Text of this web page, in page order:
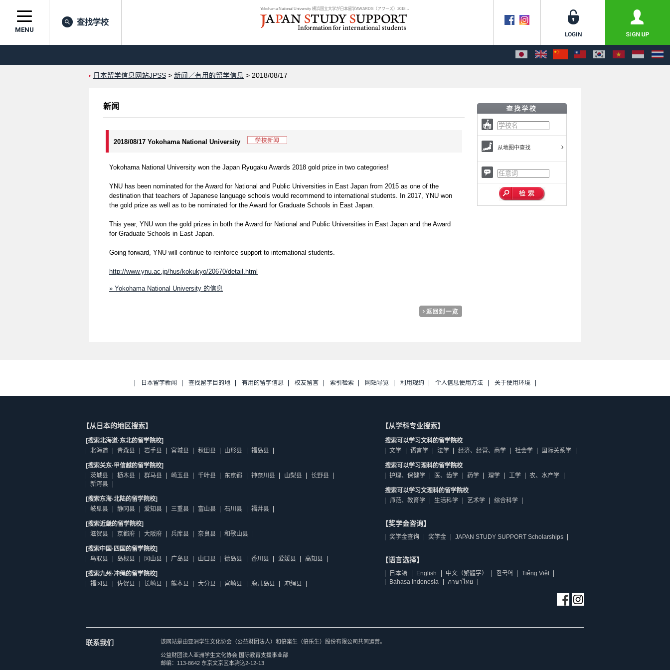
Yokohama National University 横浜国立大学が日本留学AWARDS（アワーズ）2018で2...
MENU
查找学校
日本留学信息网站JPSS > 新闻／有用的留学信息 > 2018/08/17
新闻
2018/08/17 Yokohama National University
Yokohama National University won the Japan Ryugaku Awards 2018 gold prize in two categories!
YNU has been nominated for the Award for National and Public Universities in East Japan from 2015 as one of the
destination that teachers of Japanese language schools would recommend to international students. In 2017, YNU won
the gold prize as well as to be nominated for the Award for Graduate Schools in East Japan.
This year, YNU won the gold prizes in both the Award for National and Public Universities in East Japan and the Award
for Graduate Schools in East Japan.
Going forward, YNU will continue to reinforce support to international students.
http://www.ynu.ac.jp/hus/kokukyo/20670/detail.html
» Yokohama National University 的信息
从地图中查找
日本留学新闻 查找留学目的地 有用的留学信息 校友留言 索引检索 网站导览 利用规约 个人信息使用方法 关于使用环境
【从日本的地区搜索】
[搜索北海道·东北的留学院校]
北海道
青森县 岩手县 宫城县 秋田县 山形县 福岛县
[搜索关东·甲信越的留学院校]
茨城县
枥木县 群马县 崎玉县 千叶县 东京都 神奈川县 山梨县
长野县
新泻县
[搜索东海·北陆的留学院校]
岐阜县
静冈县 爱知县 三重县 富山县 石川县 福井县
[搜索近畿的留学院校]
滋贺县
京都府 大阪府 兵库县 奈良县 和歌山县
[搜索中国·四国的留学院校]
鸟取县
岛根县 冈山县 广岛县 山口县 德岛县 香川县 爱媛县 高知县
[搜索九州·冲绳的留学院校]
福冈县
佐贺县 长崎县 熊本县 大分县 宫崎县 鹿儿岛县 冲绳县
【从学科专业搜索】
搜索可以学习文科的留学院校
文学
语言学 法学 经济、经营、商学 社会学 国际关系学
搜索可以学习理科的留学院校
护理、保健学
医、齿学 药学 理学 工学 农、水产学
搜索可以学习文理科的留学院校
师范、教育学
生活科学 艺术学 综合科学
【奖学金咨询】
奖学金查询 奖学金 JAPAN STUDY SUPPORT Scholarships
【语言选择】
日本語 English 中文（繁體字） 한국어
Tiếng Việt
Bahasa Indonesia
ภาษาไทย
联系我们 该网站是由亚洲学生文化协会（公益财团法人）和倍楽生（倍乐生）股份有限公司共同运营。
公益财团法人亚洲学生文化协会 国际教育支援事业部
邮编：113-8642 东京文京区本驹込2-12-13